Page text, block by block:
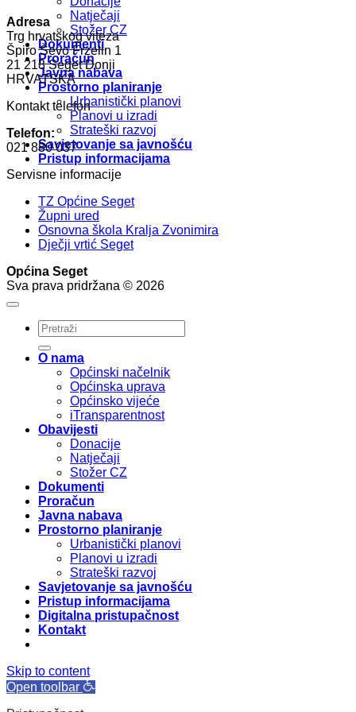
Natječaji
Stožer CZ
Dokumenti
Proračun
Javna nabava
Prostorno planiranje
Urbanistički planovi
Planovi u izradi
Strateški razvoj
Savjetovanje sa javnošću
Pristup informacijama
Adresa
Trg hrvatskog viteza
Špiro Ševo Frzelin 1
21 218 Seget Donji
HRVATSKA
Kontakt telefon
Telefon:
021 880 037
Servisne informacije
TZ Općine Seget
Župni ured
Osnovna škola Kralja Zvonimira
Dječji vrtić Seget
Općina Seget
Sva prava pridržana © 2026
O nama
Općinski načelnik
Općinska uprava
Općinsko vijeće
iTransparentnost
Obavijesti
Donacije
Natječaji
Stožer CZ
Dokumenti
Proračun
Javna nabava
Prostorno planiranje
Urbanistički planovi
Planovi u izradi
Strateški razvoj
Savjetovanje sa javnošću
Pristup informacijama
Digitalna pristupačnost
Kontakt
Skip to content
Open toolbar